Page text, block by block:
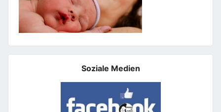
Soziale Medien